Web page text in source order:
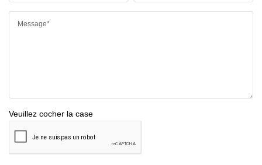
Message*
Veuillez cocher la case